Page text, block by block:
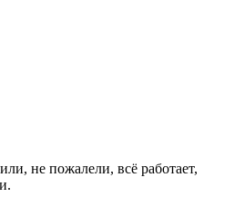
не пожалели, всё работает,